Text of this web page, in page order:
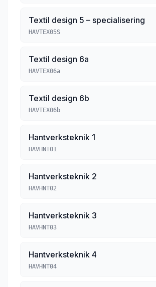
Textil design 5 – specialisering
HAVTEX05S
Textil design 6a
HAVTEX06a
Textil design 6b
HAVTEX06b
Hantverksteknik 1
HAVHNT01
Hantverksteknik 2
HAVHNT02
Hantverksteknik 3
HAVHNT03
Hantverksteknik 4
HAVHNT04